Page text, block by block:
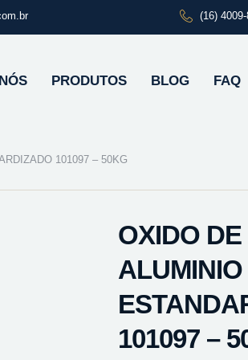
(16)
PRODUTOS BLOG FAQ
101097 – 50KG
OXIDO DE
ALUMINIO
101097 –